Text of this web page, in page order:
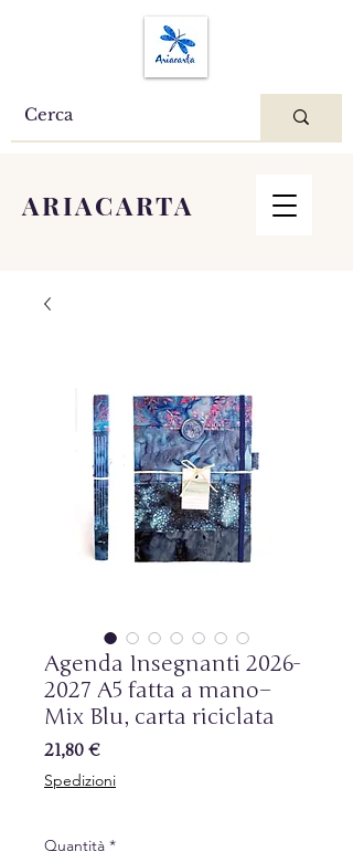
ARIACARTA
Agenda Insegnanti 2026-
2027 A5 fatta a mano–
Mix Blu, carta riciclata
21,80 €Prezzo
Spedizioni
Quantità *